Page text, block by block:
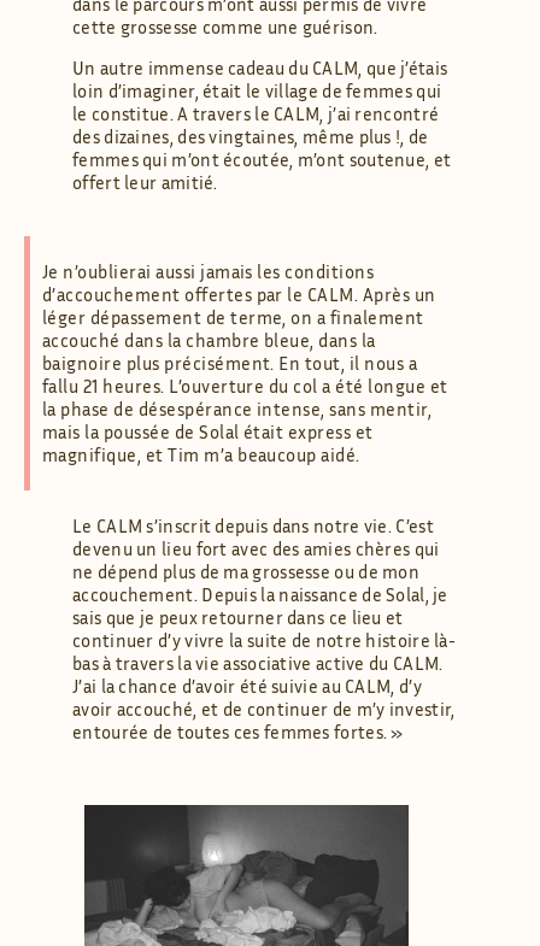
cette grossesse comme une guérison.
Un autre immense cadeau du CALM, que j’étais
loin d’imaginer, était le village de femmes qui
le constitue. A travers le CALM, j’ai rencontré
des dizaines, des vingtaines, même plus !, de
femmes qui m’ont écoutée, m’ont soutenue, et
offert leur amitié.
Je n’oublierai aussi jamais les conditions
d’accouchement offertes par le CALM. Après un
léger dépassement de terme, on a finalement
accouché dans la chambre bleue, dans la
baignoire plus précisément. En tout, il nous a
fallu 21 heures. L’ouverture du col a été longue et
la phase de désespérance intense, sans mentir,
mais la poussée de Solal était express et
magnifique, et Tim m’a beaucoup aidé.
Le CALM s’inscrit depuis dans notre vie. C’est
devenu un lieu fort avec des amies chères qui
ne dépend plus de ma grossesse ou de mon
accouchement. Depuis la naissance de Solal, je
sais que je peux retourner dans ce lieu et
continuer d’y vivre la suite de notre histoire là-
bas à travers la vie associative active du CALM.
J’ai la chance d’avoir été suivie au CALM, d’y
avoir accouché, et de continuer de m’y investir,
entourée de toutes ces femmes fortes. »